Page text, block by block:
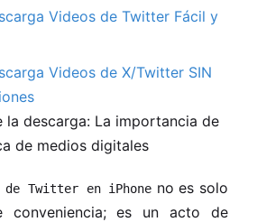
Videos de Twitter Fácil y
Videos de X/Twitter SIN
la descarga: La importancia de
de medios digitales
de Twitter en iPhone no es solo
conveniencia; es un acto de